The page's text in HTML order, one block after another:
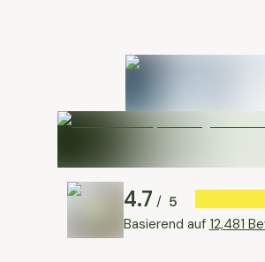
4.7 / 5
Basierend auf 12,481